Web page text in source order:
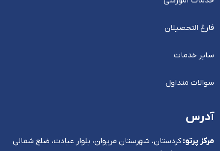
فارغ التحصیلان
سایر خدمات
سوالات متداول
آدرس
مرکز پرتو:کردستان، شهرستان مریوان، بلوار عبادت، ضلع شمالی